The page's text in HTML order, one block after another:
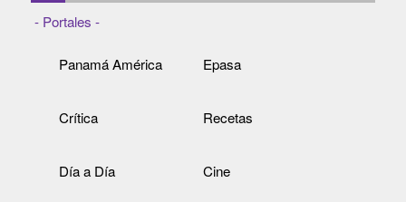
- Portales -
Panamá América Epasa
Crítica Recetas
Día a Día Cine